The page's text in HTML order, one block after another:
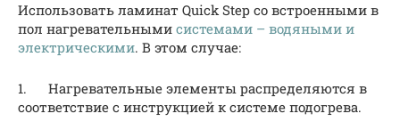
Использовать ламинат Quick Step со встроенными в
пол нагревательными системами – водяными и
электрическими. В этом случае:
1. Нагревательные элементы распределяются в
соответствие с инструкцией к системе подогрева.